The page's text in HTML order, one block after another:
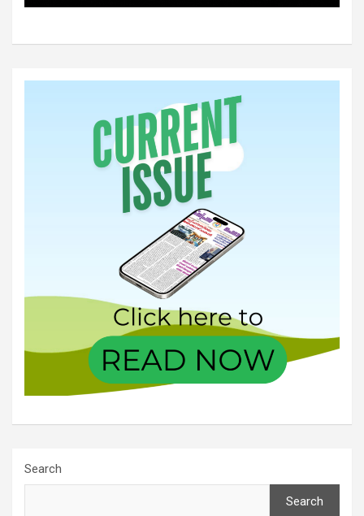
Search
Search